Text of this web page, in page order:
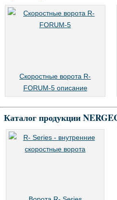
Скоростные ворота R-
FORUM-5 описание
Каталог продукции